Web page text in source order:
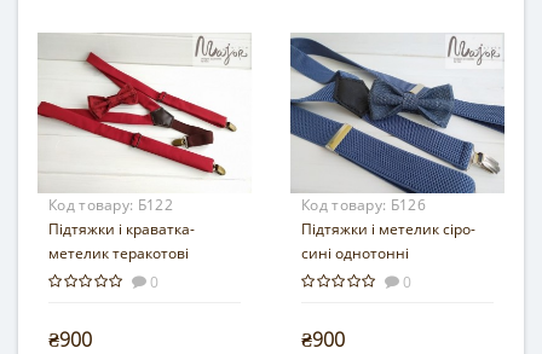
Код товару: Б122
Підтяжки і краватка-
метелик теракотові
0
₴900
Код товару: Б126
Підтяжки і метелик сіро-
сині однотонні
0
₴900